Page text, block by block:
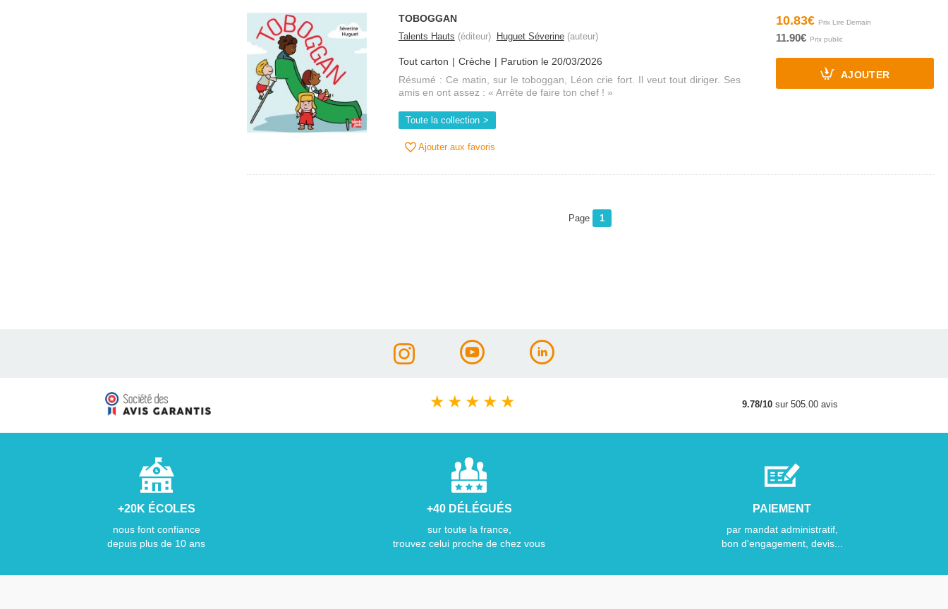
TOBOGGAN
Talents Hauts (éditeur) Huguet Séverine(auteur)
Tout carton Crèche
Parution le 20/03/2026
Résumé : Ce matin, sur le toboggan, Léon crie fort. Il veut tout diriger. Ses
amis en ont assez : « Arrête de faire ton chef ! »
Toute la collection
Ajouter aux favoris
10.83€
11.90€
AJOUTER
Page 1
★ ★ ★ ★ ★ 9.78/10sur 505.00 avis
+20K ÉCOLES
nous font confiance
depuis plus de 10 ans
+40 DÉLÉGUÉS
sur toute la france,
trouvez celui proche de chez vous
PAIEMENT
par mandat administratif,
bon d'engagement, devis...